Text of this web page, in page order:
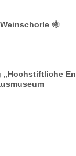
🌞
„Hochstiftliche